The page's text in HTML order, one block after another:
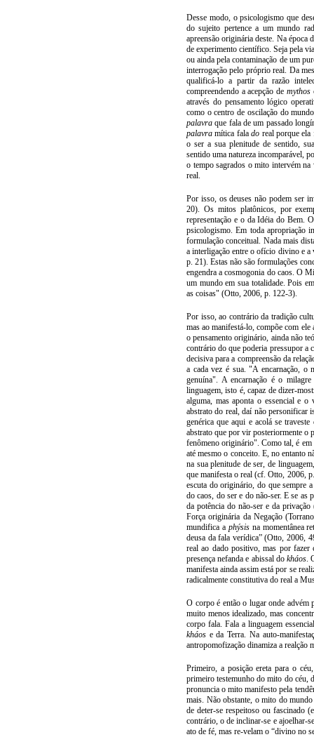
Desse modo, o psicologismo que
do sujeito pertence a um mundo
apreensão originária deste. Na época
de experimento científico. Seja pela
ou ainda pela contaminação de um
interrogação pelo próprio real. Da
qualificá-lo a partir da razão
compreendendo a acepção de mythos
através do pensamento lógico
como o centro de oscilação do
palavra que fala de um passado
palavramítica falado real porque
o ser a sua plenitude de sentido,
sentido uma natureza incomparável,
o tempo sagrados o mito intervém
real.
Por isso, os deuses não podem ser
20). Os mitos platônicos, por
representação e o da Idéia do Bem.
psicologismo. Em toda apropriação
formulação conceitual. Nada mais
a interligação entre o ofício divino e a
p. 21). Estas não são formulações
engendra a cosmogonia do caos. O
um mundo em sua totalidade. Pois
as coisas" (Otto, 2006, p. 122-3).
Por isso, ao contrário da tradição
mas ao manifestá-lo, compõe com
o pensamento originário, ainda não
contrário do que poderia pressupor a
decisiva para a compreensão da
a cada vez é sua. "A encarnação, o
genuína". A encarnação é o
linguagem, isto é, capaz de dizer-
alguma, mas aponta o essencial e
abstrato do real, daí não personificar
genérica que aqui e acolá se
abstrato que por vir posteriormente o
fenômeno originário". Como tal, é
até mesmo o conceito. E, no entanto
na sua plenitude de ser, de
que manifesta o real (cf. Otto, 2006,
escuta do originário, do que sempre
do caos, do ser e do não-ser. E se as
da potência do não-ser e da
Força originária da Negação
mundifica a phýsisna momentânea
deusa da fala verídica” (Otto, 2006,
real ao dado positivo, mas por
presença nefanda e abissal do kháos.
manifesta ainda assim está por se
radicalmente constitutiva do real a
O corpo é então o lugar onde advém
muito menos idealizado, mas
corpo fala. Fala a linguagem
kháos e da Terra. Na auto-
antropomofização dinamiza a realção
Primeiro, a posição ereta para o
primeiro testemunho do mito do céu,
pronuncia o mito manifesto pela
mais. Não obstante, o mito do
de deter-se respeitoso ou fascinado
contrário, o de inclinar-se e ajoelhar-
ato de fé, mas re-velam o “divino no